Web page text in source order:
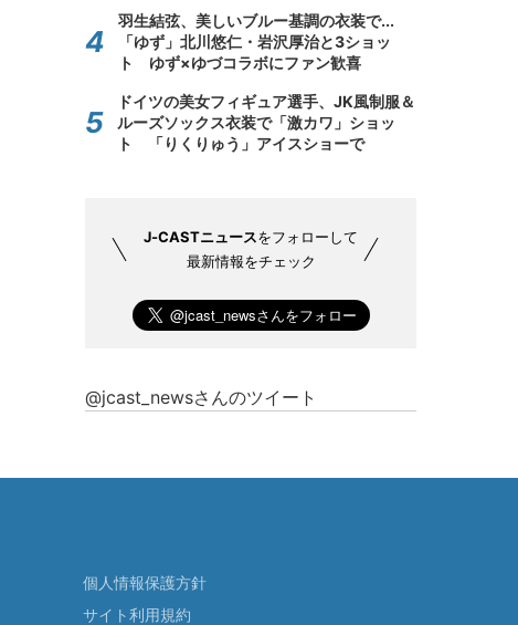
羽生結弦、美しいブルー基調の衣装で...
「ゆず」北川悠仁・岩沢厚治と3ショッ
ト ゆず×ゆづコラボにファン歓喜
ドイツの美女フィギュア選手、JK風制服＆
ルーズソックス衣装で「激カワ」ショッ
ト 「りくりゅう」アイスショーで
J-CASTニュースをフォローして
最新情報をチェック
@jcast_newsさんのツイート
個人情報保護方針
サイト利用規約